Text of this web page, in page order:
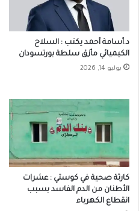
د.أسامة أحمد يكتب : السلاح
الكيميائي مأزق سلطة بورتسودان
يوليو 14, 2026
كارثة صحية في كوستي : عشرات
الأطنان من الدم الفاسد بسبب
انقطاع الكهرباء